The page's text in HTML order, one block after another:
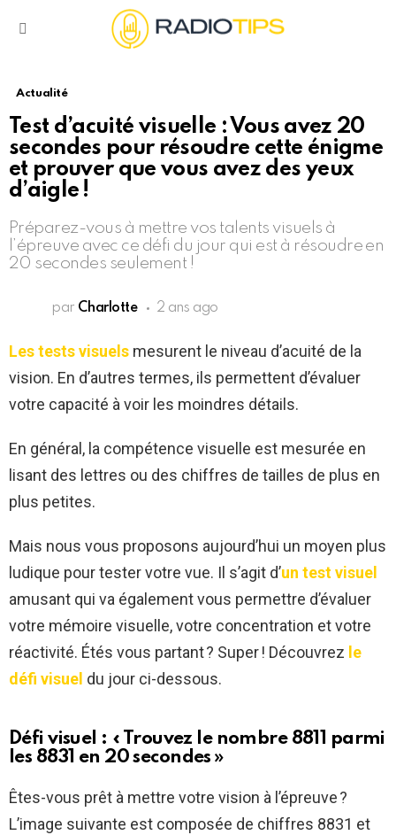
Actualité
Test d’acuité visuelle : Vous avez 20
secondes pour résoudre cette énigme
et prouver que vous avez des yeux
d’aigle !
Préparez-vous à mettre vos talents visuels à
l’épreuve avec ce défi du jour qui est à résoudre en
20 secondes seulement !
par Charlotte 2 ans ago
Les tests visuels mesurent le niveau d’acuité de la
vision. En d’autres termes, ils permettent d’évaluer
votre capacité à voir les moindres détails.
En général, la compétence visuelle est mesurée en
lisant des lettres ou des chiffres de tailles de plus en
plus petites.
Mais nous vous proposons aujourd’hui un moyen plus
ludique pour tester votre vue. Il s’agit d’un test visuel
amusant qui va également vous permettre d’évaluer
votre mémoire visuelle, votre concentration et votre
réactivité. Étés vous partant ? Super ! Découvrez le
défi visuel du jour ci-dessous.
Défi visuel : « Trouvez le nombre 8811 parmi
les 8831 en 20 secondes »
Êtes-vous prêt à mettre votre vision à l’épreuve ?
L’image suivante est composée de chiffres 8831 et